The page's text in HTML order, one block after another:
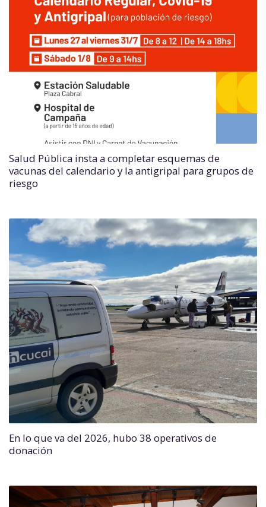
Salud Pública insta a completar esquemas de
vacunas del calendario y la antigripal para grupos de
riesgo
En lo que va del 2026, hubo 38 operativos de
donación